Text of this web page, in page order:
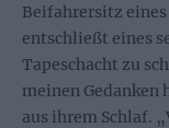
Beifahrersitz
entschließt eines
Tapeschacht zu
meinen Gedanken
aus ihrem Schlaf.